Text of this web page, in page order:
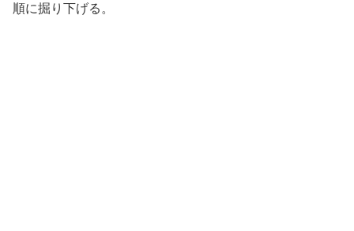
順に掘り下げる。